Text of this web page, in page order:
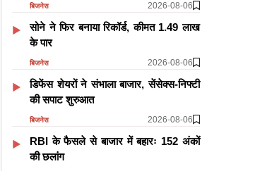
बिजनेस 2026-08-06
सोने ने फिर बनाया रिकॉर्ड, कीमत 1.49 लाख
के पार
बिजनेस 2026-08-06
डिफेंस शेयरों ने संभाला बाजार, सेंसेक्स-निफ्टी
की सपाट शुरुआत
बिजनेस 2026-08-06
RBI के फैसले से बाजार में बहारः 152 अंकों
की छलांग